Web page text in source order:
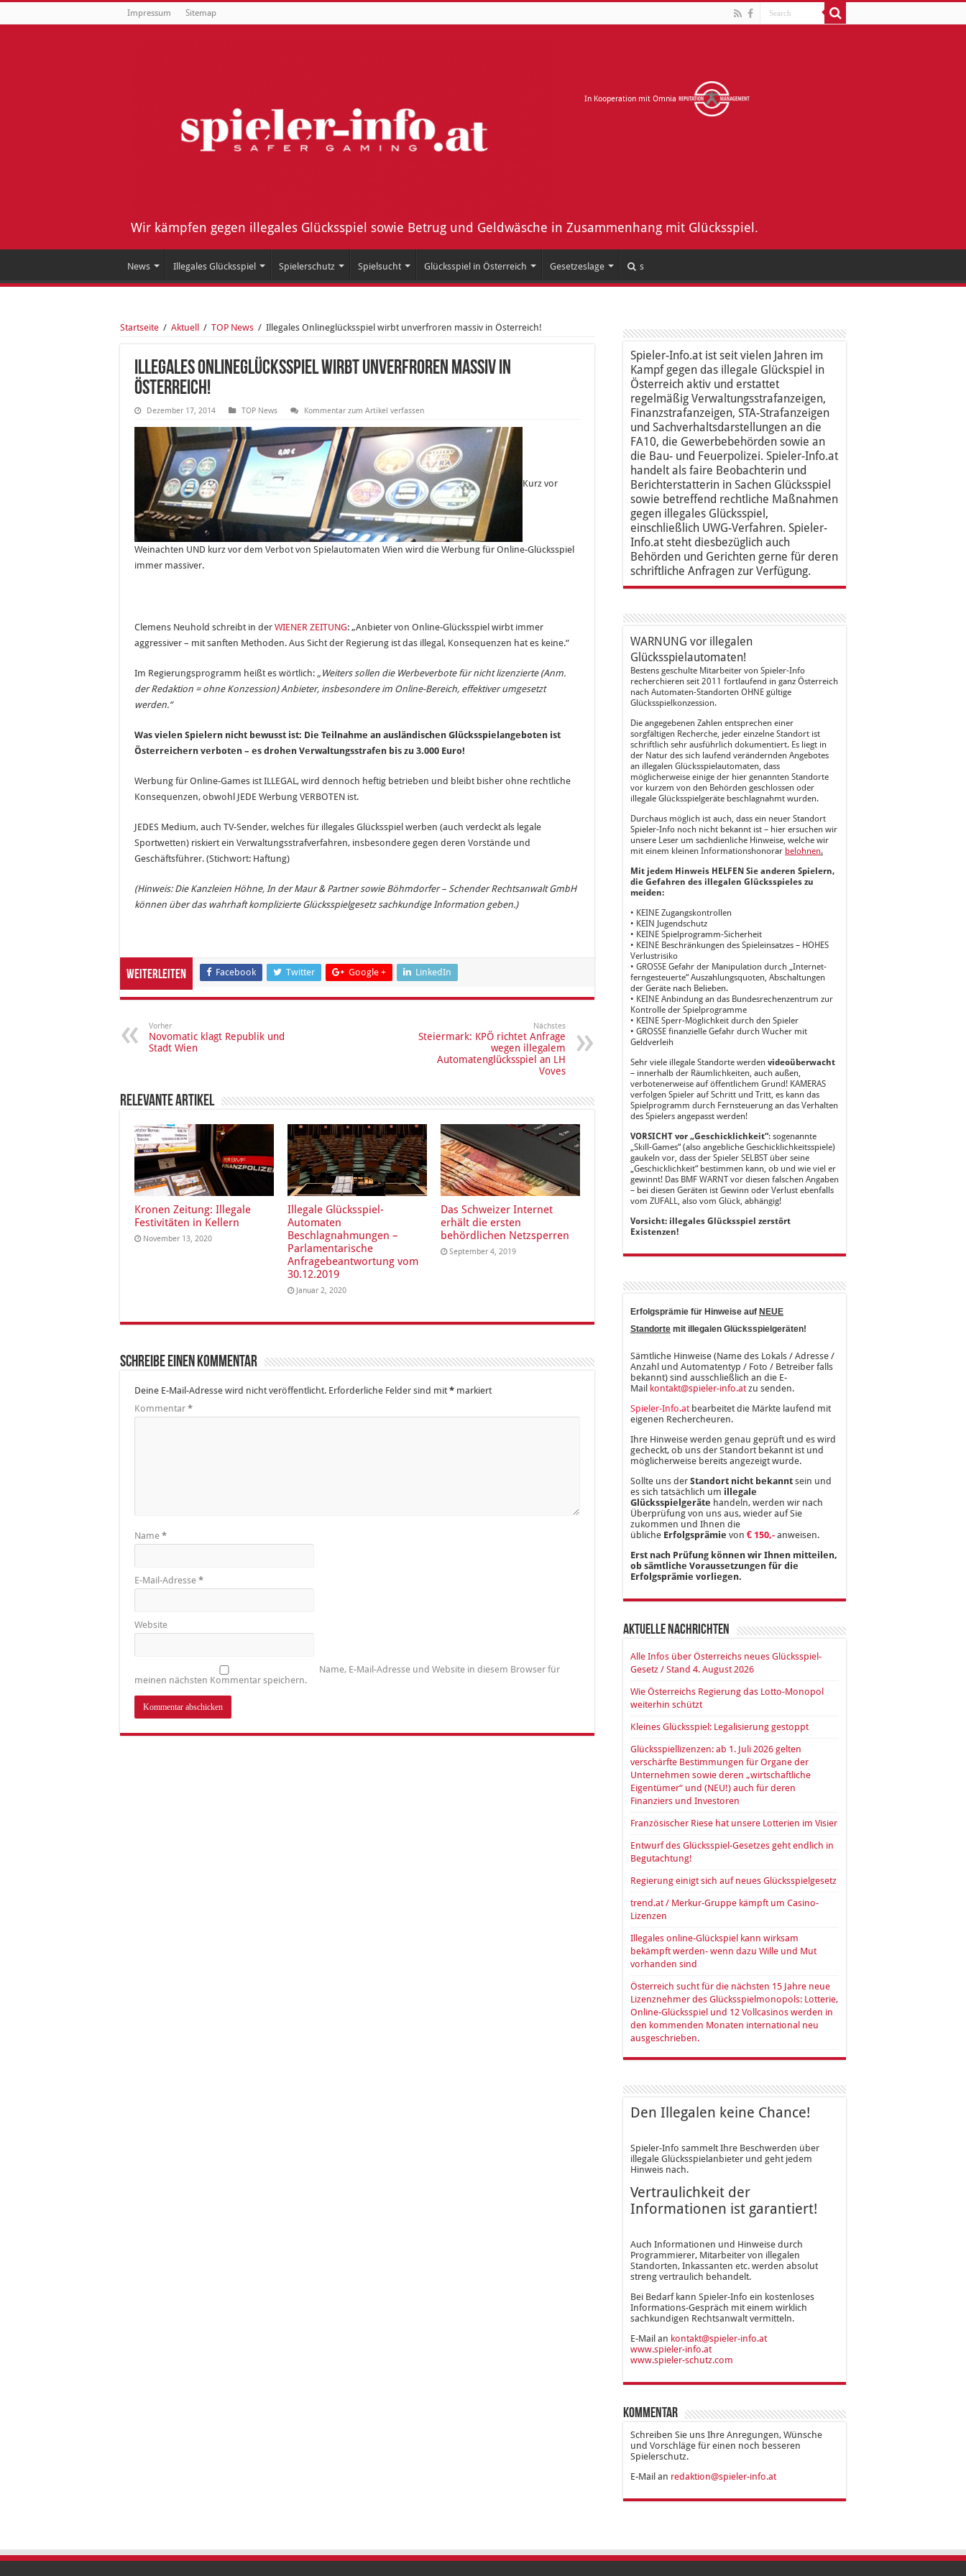
Impressum Sitemap
In Kooperation mit Omnia
Wir kämpfen gegen illegales Glücksspiel sowie Betrug und Geldwäsche in Zusammenhang mit Glücksspiel.
News Illegales Glücksspiel Spielerschutz Spielsucht Glücksspiel in Österreich Gesetzeslage s
Startseite / Aktuell / TOP News / Illegales Onlineglücksspiel wirbt unverfroren massiv in Österreich!
Illegales Onlineglücksspiel wirbt unverfroren massiv in
Österreich!
Dezember 17, 2014 TOP News Kommentar zum Artikel verfassen
Kurz vor
Weinachten UND kurz vor dem Verbot von Spielautomaten Wien wird die Werbung für Online-Glücksspiel
immer massiver.
Clemens Neuhold schreibt in der WIENER ZEITUNG: „Anbieter von Online-Glücksspiel wirbt immer
aggressiver – mit sanften Methoden. Aus Sicht der Regierung ist das illegal, Konsequenzen hat es keine.“
Im Regierungsprogramm heißt es wörtlich: „Weiters sollen die Werbeverbote für nicht lizenzierte (Anm.
der Redaktion = ohne Konzession) Anbieter, insbesondere im Online-Bereich, effektiver umgesetzt
werden.“
Was vielen Spielern nicht bewusst ist: Die Teilnahme an ausländischen Glücksspielangeboten ist
Österreichern verboten – es drohen Verwaltungsstrafen bis zu 3.000 Euro!
Werbung für Online-Games ist ILLEGAL, wird dennoch heftig betrieben und bleibt bisher ohne rechtliche
Konsequenzen, obwohl JEDE Werbung VERBOTEN ist.
JEDES Medium, auch TV-Sender, welches für illegales Glücksspiel werben (auch verdeckt als legale
Sportwetten) riskiert ein Verwaltungsstrafverfahren, insbesondere gegen deren Vorstände und
Geschäftsführer. (Stichwort: Haftung)
(Hinweis: Die Kanzleien Höhne, In der Maur & Partner sowie Böhmdorfer – Schender Rechtsanwalt GmbH
können über das wahrhaft komplizierte Glücksspielgesetz sachkundige Information geben.)
Weiterleiten Facebook Twitter Google + LinkedIn
Vorher
Novomatic klagt Republik und
Stadt Wien
Nächstes
Steiermark: KPÖ richtet Anfrage
wegen illegalem
Automatenglücksspiel an LH
Voves
Relevante Artikel
Kronen Zeitung: Illegale
Festivitäten in Kellern
November 13, 2020
Illegale Glücksspiel-
Automaten
Beschlagnahmungen –
Parlamentarische
Anfragebeantwortung vom
30.12.2019
Januar 2, 2020
Das Schweizer Internet
erhält die ersten
behördlichen Netzsperren
September 4, 2019
Schreibe einen Kommentar
Deine E-Mail-Adresse wird nicht veröffentlicht. Erforderliche Felder sind mit* markiert
Kommentar *
Name *
E-Mail-Adresse *
Website
Name, E-Mail-Adresse und Website in diesem Browser für
meinen nächsten Kommentar speichern.
Spieler-Info.at ist seit vielen Jahren im
Kampf gegen das illegale Glückspiel in
Österreich aktiv und erstattet
regelmäßig Verwaltungsstrafanzeigen,
Finanzstrafanzeigen, STA-Strafanzeigen
und Sachverhaltsdarstellungen an die
FA10, die Gewerbebehörden sowie an
die Bau- und Feuerpolizei. Spieler-Info.at
handelt als faire Beobachterin und
Berichterstatterin in Sachen Glücksspiel
sowie betreffend rechtliche Maßnahmen
gegen illegales Glücksspiel,
einschließlich UWG-Verfahren. Spieler-
Info.at steht diesbezüglich auch
Behörden und Gerichten gerne für deren
schriftliche Anfragen zur Verfügung.
WARNUNG vor illegalen
Glücksspielautomaten!
Bestens geschulte Mitarbeiter von Spieler-Info
recherchieren seit 2011 fortlaufend in ganz Österreich
nach Automaten-Standorten OHNE gültige
Glücksspielkonzession.
Die angegebenen Zahlen entsprechen einer
sorgfältigen Recherche, jeder einzelne Standort ist
schriftlich sehr ausführlich dokumentiert. Es liegt in
der Natur des sich laufend verändernden Angebotes
an illegalen Glücksspielautomaten, dass
möglicherweise einige der hier genannten Standorte
vor kurzem von den Behörden geschlossen oder
illegale Glücksspielgeräte beschlagnahmt wurden.
Durchaus möglich ist auch, dass ein neuer Standort
Spieler-Info noch nicht bekannt ist – hier ersuchen wir
unsere Leser um sachdienliche Hinweise, welche wir
mit einem kleinen Informationshonorar belohnen.
Mit jedem Hinweis HELFEN Sie anderen Spielern,
die Gefahren des illegalen Glücksspieles zu
meiden:
• KEINE Zugangskontrollen
• KEIN Jugendschutz
• KEINE Spielprogramm-Sicherheit
• KEINE Beschränkungen des Spieleinsatzes – HOHES
Verlustrisiko
• GROSSE Gefahr der Manipulation durch „Internet-
ferngesteuerte“ Auszahlungsquoten, Abschaltungen
der Geräte nach Belieben.
• KEINE Anbindung an das Bundesrechenzentrum zur
Kontrolle der Spielprogramme
• KEINE Sperr-Möglichkeit durch den Spieler
• GROSSE finanzielle Gefahr durch Wucher mit
Geldverleih
Sehr viele illegale Standorte werden videoüberwacht
– innerhalb der Räumlichkeiten, auch außen,
verbotenerweise auf öffentlichem Grund! KAMERAS
verfolgen Spieler auf Schritt und Tritt, es kann das
Spielprogramm durch Fernsteuerung an das Verhalten
des Spielers angepasst werden!
VORSICHT vor „Geschicklichkeit“: sogenannte
„Skill-Games“ (also angebliche Geschicklichkeitsspiele)
gaukeln vor, dass der Spieler SELBST über seine
„Geschicklichkeit“ bestimmen kann, ob und wie viel er
gewinnt! Das BMF WARNT vor diesen falschen Angaben
– bei diesen Geräten ist Gewinn oder Verlust ebenfalls
vom ZUFALL, also vom Glück, abhängig!
Vorsicht: illegales Glücksspiel zerstört
Existenzen!
Erfolgsprämie für Hinweise auf NEUE
Standorte mit illegalen Glücksspielgeräten!
Sämtliche Hinweise (Name des Lokals / Adresse /
Anzahl und Automatentyp / Foto / Betreiber falls
bekannt) sind ausschließlich an die E-
Mail kontakt@spieler-info.at zu senden.
Spieler-Info.at bearbeitet die Märkte laufend mit
eigenen Rechercheuren.
Ihre Hinweise werden genau geprüft und es wird
gecheckt, ob uns der Standort bekannt ist und
möglicherweise bereits angezeigt wurde.
Sollte uns der Standort nicht bekannt sein und
es sich tatsächlich um illegale
Glücksspielgeräte handeln, werden wir nach
Überprüfung von uns aus, wieder auf Sie
zukommen und Ihnen die
übliche Erfolgsprämie von € 150,- anweisen.
Erst nach Prüfung können wir Ihnen mitteilen,
ob sämtliche Voraussetzungen für die
Erfolgsprämie vorliegen.
Aktuelle Nachrichten
Alle Infos über Österreichs neues Glücksspiel-
Gesetz / Stand 4. August 2026
Wie Österreichs Regierung das Lotto-Monopol
weiterhin schützt
Kleines Glücksspiel: Legalisierung gestoppt
Glücksspiellizenzen: ab 1. Juli 2026 gelten
verschärfte Bestimmungen für Organe der
Unternehmen sowie deren „wirtschaftliche
Eigentümer“ und (NEU!) auch für deren
Finanziers und Investoren
Französischer Riese hat unsere Lotterien im Visier
Entwurf des Glücksspiel-Gesetzes geht endlich in
Begutachtung!
Regierung einigt sich auf neues Glücksspielgesetz
trend.at / Merkur-Gruppe kämpft um Casino-
Lizenzen
Illegales online-Glückspiel kann wirksam
bekämpft werden- wenn dazu Wille und Mut
vorhanden sind
Österreich sucht für die nächsten 15 Jahre neue
Lizenznehmer des Glücksspielmonopols: Lotterie,
Online-Glücksspiel und 12 Vollcasinos werden in
den kommenden Monaten international neu
ausgeschrieben.
Den Illegalen keine Chance!
Spieler-Info sammelt Ihre Beschwerden über
illegale Glücksspielanbieter und geht jedem
Hinweis nach.
Vertraulichkeit der
Informationen ist garantiert!
Auch Informationen und Hinweise durch
Programmierer, Mitarbeiter von illegalen
Standorten, Inkassanten etc. werden absolut
streng vertraulich behandelt.
Bei Bedarf kann Spieler-Info ein kostenloses
Informations-Gespräch mit einem wirklich
sachkundigen Rechtsanwalt vermitteln.
E-Mail an kontakt@spieler-info.at
www.spieler-info.at
www.spieler-schutz.com
Kommentar
Schreiben Sie uns Ihre Anregungen, Wünsche
und Vorschläge für einen noch besseren
Spielerschutz.
E-Mail an redaktion@spieler-info.at